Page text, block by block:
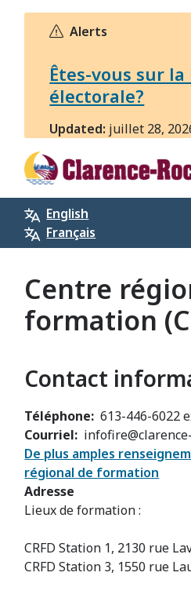
Aller
principal
Alerts
Êtes-vous sur
électorale?
Updated: juillet 28,
English
Français
Centre
formation
Contact
Téléphone
613-446-6022
Courriel
De plus amples
régional de formation
Adresse
Lieux de formation :
CRFD Station 1, 2130 rue
CRFD Station 3, 1550 rue